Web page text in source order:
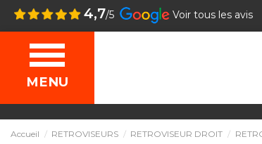
4,7/5 Voir tous les avis
MENU
Accueil RETROVISEURS RETROVISEUR DROIT